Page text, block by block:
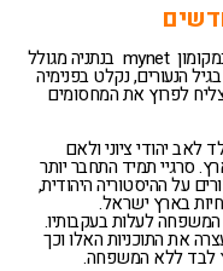
הסיפור של סרגיי מרגולין שפורסם לאחרונה במקומון mynet בנתניה מגולל
הנעורים, נקלט בפנימיה
לפרוץ את המחסומים
לאב יהודי ציוני ולאם
סרגיי תמיד התחבר יותר
על ההיסטוריה היהודית,
בארץ ישראל.
לעלות בעקבותיו.
את התוכניות האלו וכך